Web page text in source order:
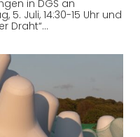
in DGS an
5. Juli, 14:30-15 Uhr und
Draht“…